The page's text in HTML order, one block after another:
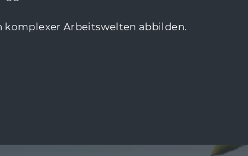
komplexer Arbeitswelten abbilden.